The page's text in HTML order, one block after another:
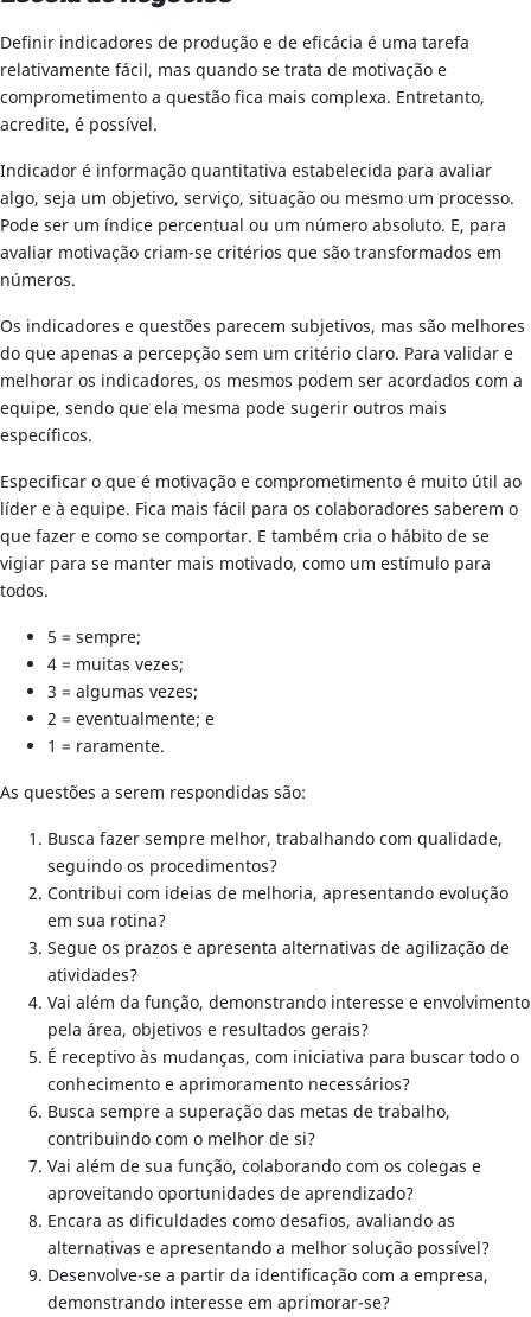
Definir indicadores de produção e de eficácia é uma tarefa
relativamente fácil, mas quando se trata de motivação e
comprometimento a questão fica mais complexa. Entretanto,
acredite, é possível.
Indicador é informação quantitativa estabelecida para avaliar
algo, seja um objetivo, serviço, situação ou mesmo um processo.
Pode ser um índice percentual ou um número absoluto. E, para
avaliar motivação criam-se critérios que são transformados em
números.
Os indicadores e questões parecem subjetivos, mas são melhores
do que apenas a percepção sem um critério claro. Para validar e
melhorar os indicadores, os mesmos podem ser acordados com a
equipe, sendo que ela mesma pode sugerir outros mais
específicos.
Especificar o que é motivação e comprometimento é muito útil ao
líder e à equipe. Fica mais fácil para os colaboradores saberem o
que fazer e como se comportar. E também cria o hábito de se
vigiar para se manter mais motivado, como um estímulo para
todos.
5 = sempre;
4 = muitas vezes;
3 = algumas vezes;
2 = eventualmente; e
1 = raramente.
As questões a serem respondidas são:
Busca fazer sempre melhor, trabalhando com qualidade,
seguindo os procedimentos?
Contribui com ideias de melhoria, apresentando evolução
em sua rotina?
Segue os prazos e apresenta alternativas de agilização de
atividades?
Vai além da função, demonstrando interesse e envolvimento
pela área, objetivos e resultados gerais?
É receptivo às mudanças, com iniciativa para buscar todo o
conhecimento e aprimoramento necessários?
Busca sempre a superação das metas de trabalho,
contribuindo com o melhor de si?
Vai além de sua função, colaborando com os colegas e
aproveitando oportunidades de aprendizado?
Encara as dificuldades como desafios, avaliando as
alternativas e apresentando a melhor solução possível?
Desenvolve-se a partir da identificação com a empresa,
demonstrando interesse em aprimorar-se?